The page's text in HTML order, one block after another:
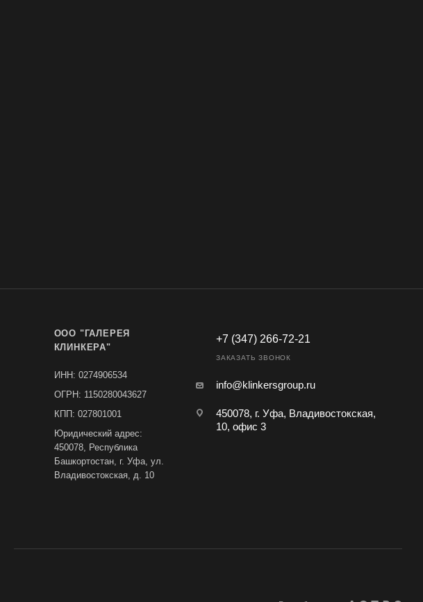
ООО "ГАЛЕРЕЯ
КЛИНКЕРА"
ИНН: 0274906534
ОГРН: 1150280043627
КПП: 027801001
Юридический адрес:
450078, Республика
Башкортостан, г. Уфа, ул.
Владивостокская, д. 10
+7 (347) 266-72-21
ЗАКАЗАТЬ ЗВОНОК
info@klinkersgroup.ru
450078, г. Уфа, Владивостокская,
10, офис 3